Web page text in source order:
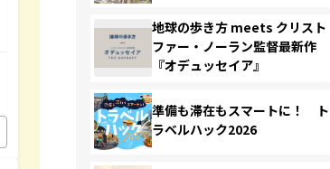
地球の歩き方 meets クリスト
ファー・ノーラン監督最新作
『オデュッセイア』
準備も滞在もスマートに！ ト
ラベルハック2026